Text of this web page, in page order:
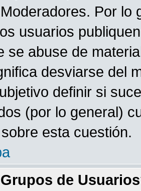
Por lo
usuarios
se abuse de
desviarse del
definir si
(por lo general)
esta cuestión.
de